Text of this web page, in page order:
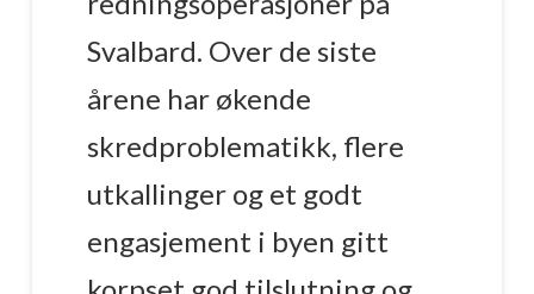
Svalbard. Over de siste
årene har økende
skredproblematikk, flere
utkallinger og et godt
engasjement i byen gitt